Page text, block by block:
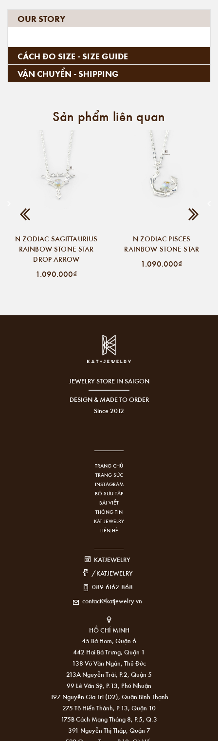
OUR STORY
CÁCH ĐO SIZE - SIZE GUIDE
VẬN CHUYỂN - SHIPPING
Sản phẩm liên quan
N ZODIAC SAGITTAURIUS
RAINBOW STONE STAR
DROP ARROW
1.090.000₫
N ZODIAC PISCES
RAINBOW STONE STAR
1.090.000₫
JEWELRY STORE IN SAIGON
DESIGN & MADE TO ORDER
Since 2012
TRANG CHỦ
TRANG SỨC
INSTAGRAM
BỘ SƯU TẬP
BÀI VIẾT
THÔNG TIN
KAT JEWELRY
LIÊN HỆ
KATJEWELRY
/KATJEWELRY
089.6162.868
contact@katjewelry.vn
HỒ CHÍ MINH
45 Bà Hom, Quận 6
442 Hai Bà Trưng, Quận 1
138 Võ Văn Ngân, Thủ Đức
213A Nguyễn Trãi, P.2, Quận 5
99 Lê Văn Sỹ, P.13, Phú Nhuận
197 Nguyễn Gia Trí (D2), Quận Bình Thạnh
275 Tô Hiến Thành, P.13, Quận 10
175B Cách Mạng Tháng 8, P.5, Q.3
391 Nguyễn Thị Thập, Quận 7